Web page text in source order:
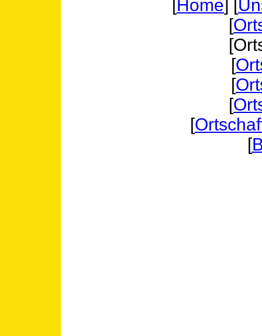
Home
[
[
[
[
[
[